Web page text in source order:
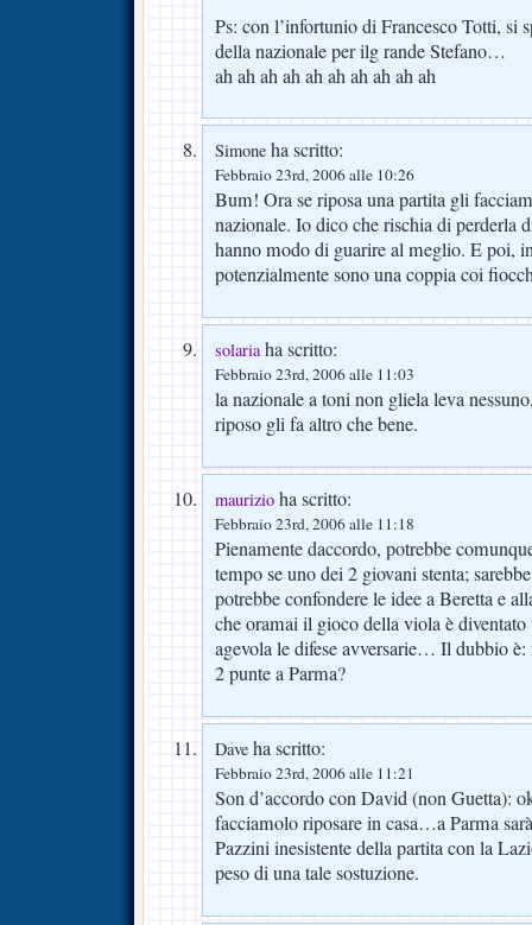
Ps: con l’infortunio di Francesco Totti, si
della nazionale per ilg rande Stefano…
ah ah ah ah ah ah ah ah ah ah
Simone ha scritto:
Febbraio 23rd, 2006 alle 10:26
Bum! Ora se riposa una partita gli
nazionale. Io dico che rischia di perderla
hanno modo di guarire al meglio. E poi,
potenzialmente sono una coppia coi
solariaha scritto:
Febbraio 23rd, 2006 alle 11:03
la nazionale a toni non gliela leva
riposo gli fa altro che bene.
maurizio ha scritto:
Febbraio 23rd, 2006 alle 11:18
Pienamente daccordo, potrebbe
tempo se uno dei 2 giovani stenta;
potrebbe confondere le idee a Beretta e
che oramai il gioco della viola è diventato
agevola le difese avversarie… Il dubbio
2 punte a Parma?
Dave ha scritto:
Febbraio 23rd, 2006 alle 11:21
Son d’accordo con David (non Guetta):
facciamolo riposare in casa…a Parma
Pazzini inesistente della partita con la
peso di una tale sostuzione.